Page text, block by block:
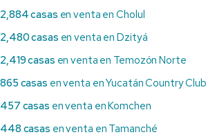
2,884 casas en venta en Cholul
2,480 casas en venta en Dzityá
2,419 casas en venta en Temozón Norte
865 casas en venta en Yucatán Country Club
457 casas en venta en Komchen
448 casas en venta en Tamanché